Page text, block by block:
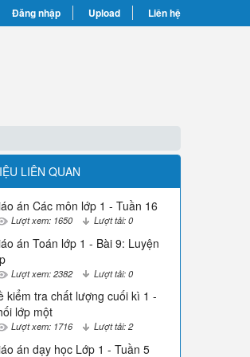
Đăng nhập Upload Liên hệ
LIÊN QUAN
án Các môn lớp 1 - Tuần 16
Lượt xem: 1650 Lượt tải: 0
án Toán lớp 1 - Bài 9: Luyện
Lượt xem: 2382 Lượt tải: 0
kiểm tra chất lượng cuối kì 1 -
lớp một
Lượt xem: 1716 Lượt tải: 2
án dạy học Lớp 1 - Tuần 5